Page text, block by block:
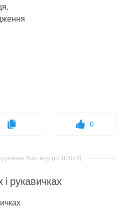
0
боксеру (id: 82084)
і рукавичках